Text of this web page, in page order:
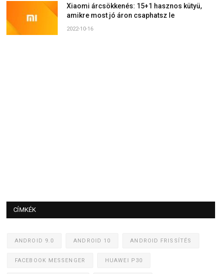
Xiaomi árcsökkenés: 15+1 hasznos kütyü,
amikre most jó áron csaphatsz le
2022-10-16
CÍMKÉK
ANDROID 9.0 ANDROID 10 ANDROID FRISSÍTÉS
FACEBOOK MESSENGER HUAWEI P30